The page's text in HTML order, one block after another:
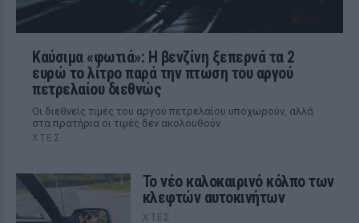
Καύσιμα «φωτιά»: Η βενζίνη ξεπερνά τα 2
ευρώ το λίτρο παρά την πτώση του αργού
πετρελαίου διεθνώς
Οι διεθνείς τιμές του αργού πετρελαίου υποχωρούν, αλλά
στα πρατήρια οι τιμές δεν ακολουθούν
ΧΤΕΣ
Το νέο καλοκαιρινό κόλπο των
κλεφτών αυτοκινήτων
ΧΤΕΣ